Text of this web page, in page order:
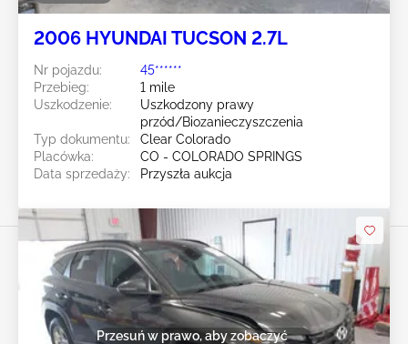
2006 HYUNDAI TUCSON 2.7L
Nr pojazdu:
45******
Przebieg:
1 mile
Uszkodzenie:
Uszkodzony prawy
przód/Biozanieczyszczenia
Typ dokumentu:
Clear Colorado
Placówka:
CO - COLORADO SPRINGS
Data sprzedaży:
Przyszła aukcja
Przesuń w prawo, aby zobaczyć